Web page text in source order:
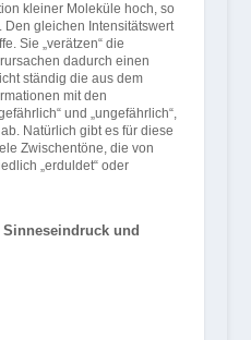
kleiner Moleküle hoch, so
Den gleichen Intensitätswert
Sie „verätzen“ die
dadurch einen
ständig die aus dem
mit den
und „ungefährlich“,
Natürlich gibt es für diese
Zwischentöne, die von
„erduldet“ oder
und